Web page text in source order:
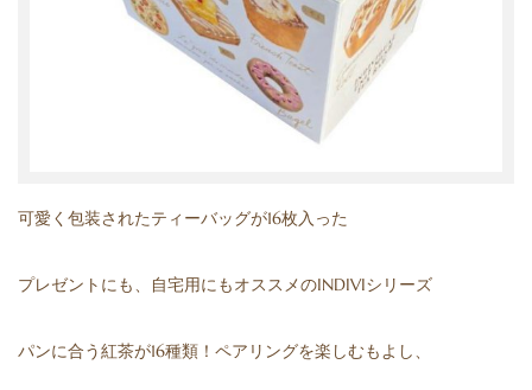
可愛く包装されたティーバッグが16枚入った
プレゼントにも、自宅用にもオススメのINDIVIシリーズ
パンに合う紅茶が16種類！ペアリングを楽しむもよし、